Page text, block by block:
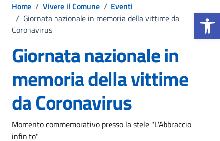
Apri la
Home / Vivere il Comune / Eventi
/ Giornata nazionale in memoria della vittime da
Coronavirus
Giornata nazionale in
memoria della vittime
da Coronavirus
Momento commemorativo presso la stele "L'Abbraccio
infinito"